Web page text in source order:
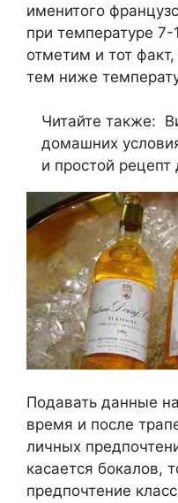
именитого
при температуре
отметим и тот
тем ниже
Читайте также:
домашних
и простой
Подавать данные
время и после
личных
касается бокалов,
предпочтение